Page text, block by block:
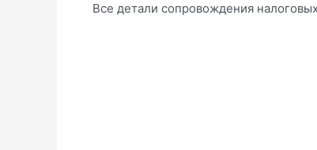
Все детали сопровождения